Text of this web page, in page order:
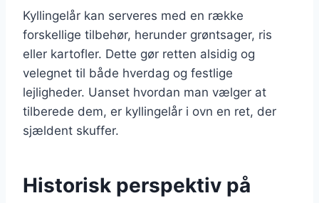
Kyllingelår kan serveres med en række
forskellige tilbehør, herunder grøntsager, ris
eller kartofler. Dette gør retten alsidig og
velegnet til både hverdag og festlige
lejligheder. Uanset hvordan man vælger at
tilberede dem, er kyllingelår i ovn en ret, der
sjældent skuffer.
Historisk perspektiv på